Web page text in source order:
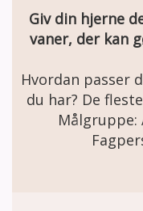
the pris kr. 20,-
ved
01
Giv din hjerne
vaner, der kan
Hvordan passer
du har? De fleste af os tænker over, hvad vi
spiser, hvordan
om vi får sovet
over, hvad hjernen
Målgruppe: